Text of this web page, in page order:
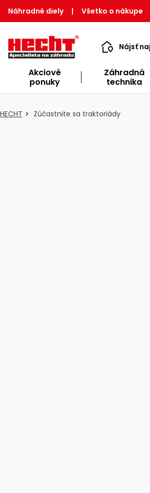
Náhradné diely | Všetko o nákupe
Nájsť
Akciové
ponuky
Záhradná
technika
HECHT Zúčastnite sa traktoriády